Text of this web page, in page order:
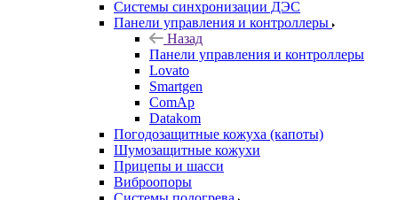
Системы синхронизации ДЭС
Панели управления и контроллеры
Назад
Панели управления и контроллеры
Lovato
Smartgen
ComAp
Datakom
Погодозащитные кожуха (капоты)
Шумозащитные кожухи
Прицепы и шасси
Виброопоры